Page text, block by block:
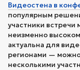
Видеостена в
популярным
участники
неизменно
актуальна для
регионами —
несколькими